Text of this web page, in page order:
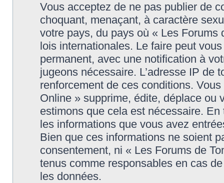
Vous acceptez de ne pas publier de
choquant, menaçant, à caractère
votre pays, du pays où « Les
lois internationales. Le faire peut
permanent, avec une notification à
jugeons nécessaire. L’adresse IP de
renforcement de ces conditions.
Online » supprime, édite, déplace ou
estimons que cela est nécessaire.
les informations que vous avez
Bien que ces informations ne soient
consentement, ni « Les Forums de
tenus comme responsables en cas
les données.